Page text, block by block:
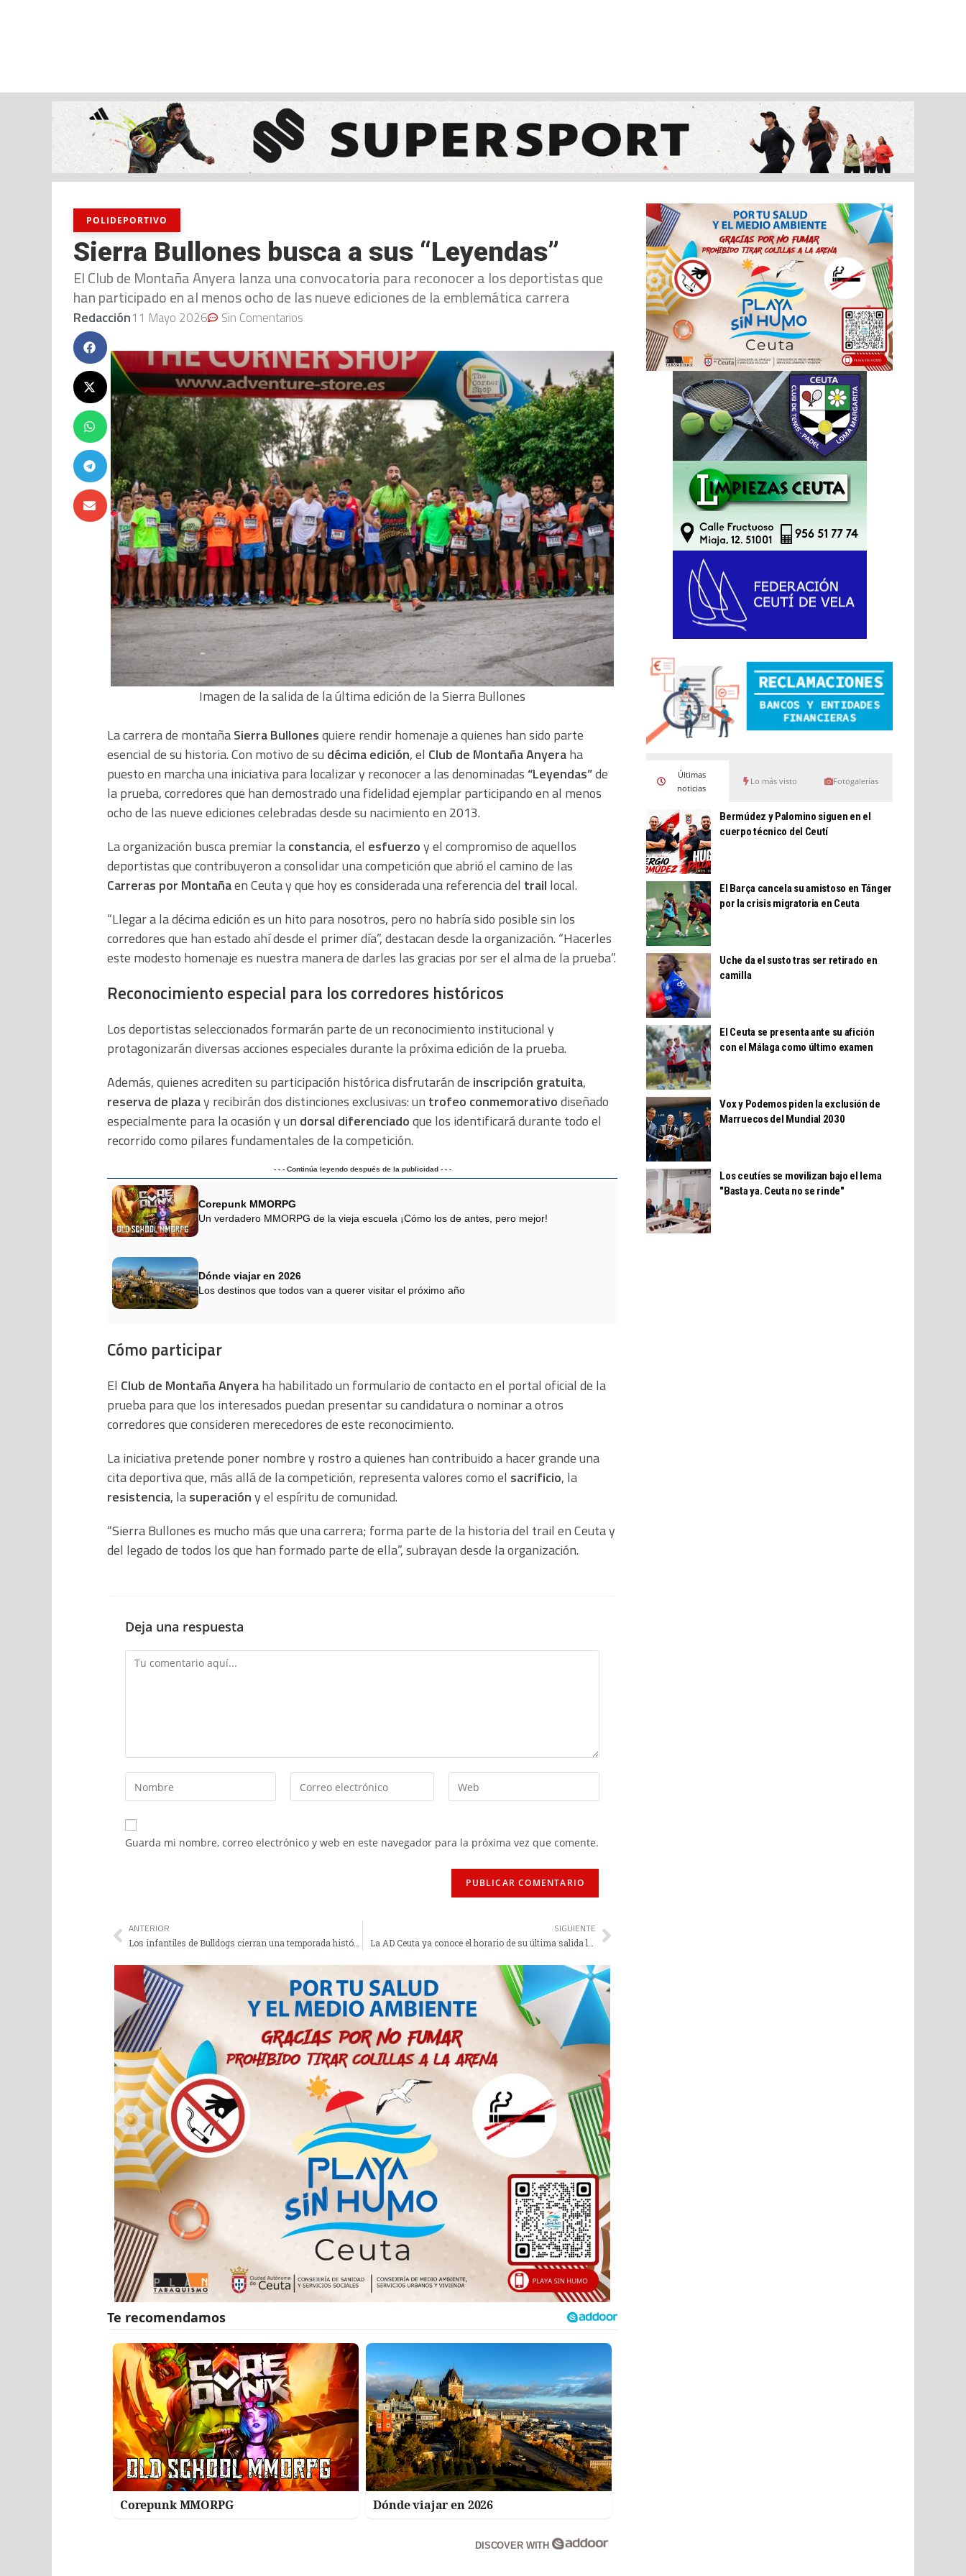
POLIDEPORTIVO
Sierra Bullones busca a sus “Leyendas”
El Club de Montaña Anyera lanza una convocatoria para reconocer a los deportistas que
han participado en al menos ocho de las nueve ediciones de la emblemática carrera
Redacción11 Mayo 2026 Sin Comentarios
Imagen de la salida de la última edición de la Sierra Bullones
La carrera de montañaSierra Bullonesquiere rendir homenaje a quienes han sido parte
esencial de su historia. Con motivo de su décima edición, el Club de Montaña Anyeraha
puesto en marcha una iniciativa para localizar y reconocer a las denominadas “Leyendas”de
la prueba, corredores que han demostrado una fidelidad ejemplar participando en al menos
ocho de las nueve ediciones celebradas desde su nacimiento en 2013.
La organización busca premiar laconstancia, el esfuerzoy el compromiso de aquellos
deportistas que contribuyeron a consolidar una competición que abrió el camino de las
Carreras por Montañaen Ceuta y que hoy es considerada una referencia del trail local.
“Llegar a la décima edición es un hito para nosotros, pero no habría sido posible sin los
corredores que han estado ahí desde el primer día”, destacan desde la organización. “Hacerles
este modesto homenaje es nuestra manera de darles las gracias por ser el alma de la prueba”.
Reconocimiento especial para los corredores históricos
Los deportistas seleccionados formarán parte de un reconocimiento institucional y
protagonizarán diversas acciones especiales durante la próxima edición de la prueba.
Además, quienes acrediten su participación histórica disfrutarán de inscripción gratuita,
reserva de plazay recibirán dos distinciones exclusivas: un trofeo conmemorativodiseñado
especialmente para la ocasión y un dorsal diferenciadoque los identificará durante todo el
recorrido como pilares fundamentales de la competición.
- - - Continúa leyendo después de la publicidad - - -
Corepunk MMORPG
Un verdadero MMORPG de la vieja escuela ¡Cómo los de antes, pero mejor!
Dónde viajar en 2026
Los destinos que todos van a querer visitar el próximo año
Cómo participar
El Club de Montaña Anyeraha habilitado un formulario de contacto en el portal oficial de la
prueba para que los interesados puedan presentar su candidatura o nominar a otros
corredores que consideren merecedores de este reconocimiento.
La iniciativa pretende poner nombre y rostro a quienes han contribuido a hacer grande una
cita deportiva que, más allá de la competición, representa valores como el sacrificio, la
resistencia, lasuperacióny el espíritu de comunidad.
“Sierra Bullones es mucho más que una carrera; forma parte de la historia del trail en Ceuta y
del legado de todos los que han formado parte de ella”, subrayan desde la organización.
Deja una respuesta
Guarda mi nombre, correo electrónico y web en este navegador para la próxima vez que comente.
ANTERIOR
Los infantiles de Bulldogs cierran una temporada histórica pese a caer en el 'play off'
SIGUIENTE
Corepunk MMORPG Dónde viajar en 2026
DISCOVER WITH
Últimas
noticias
Lo más visto Fotogalerías
Bermúdez y Palomino siguen en el
cuerpo técnico del Ceutí
El Barça cancela su amistoso en Tánger
por la crisis migratoria en Ceuta
Uche da el susto tras ser retirado en
camilla
El Ceuta se presenta ante su afición
con el Málaga como último examen
Vox y Podemos piden la exclusión de
Marruecos del Mundial 2030
Los ceutíes se movilizan bajo el lema
"Basta ya. Ceuta no se rinde"